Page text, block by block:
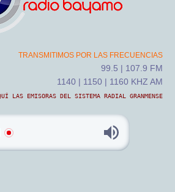
TRANSMITIMOS POR LAS FRECUENCIAS
99.5 | 107.9 FM
1140 | 1150 | 1160 KHZ AM
LAS EMISORAS DEL SISTEMA RADIAL GRANMENSE